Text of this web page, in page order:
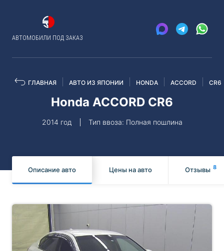
АВТОМОБИЛИ ПОД ЗАКАЗ
ГЛАВНАЯ АВТО ИЗ ЯПОНИИ HONDA ACCORD CR6
Honda ACCORD CR6
2014 год Тип ввоза: Полная пошлина
Описание авто Цены на авто Отзывы 8